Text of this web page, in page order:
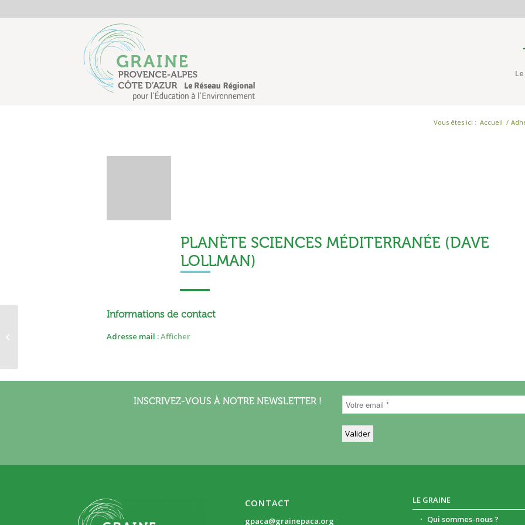
Vous êtes ici : Accueil /
PLANÈTE SCIENCES MÉDITERRANÉE (DAVE
LOLLMAN)
Informations de contact
Adresse mail :Afficher
INSCRIVEZ-VOUS À NOTRE NEWSLETTER !
CONTACT
gpaca@grainepaca.org
LE GRAINE
Qui sommes-nous ?